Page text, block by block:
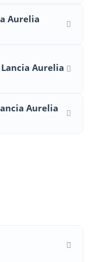
Aurelia
Aurelia
Aurelia